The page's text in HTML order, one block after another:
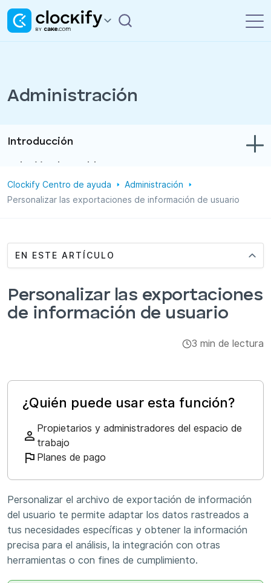
Administración
Integraciones y complementos
Introducción
Control de tiempo y gastos
Proyectos
Administración
Aplicaciones
Clockify Centro de ayuda
Administración
Personalizar las exportaciones de información de usuario
EN ESTE ARTÍCULO
Personalizar las exportaciones
de información de usuario
3 min de lectura
¿Quién puede usar esta función?
Propietarios y administradores del espacio de
trabajo
Planes de pago
Personalizar el archivo de exportación de información
del usuario te permite adaptar los datos rastreados a
tus necesidades específicas y obtener la información
precisa para el análisis, la integración con otras
herramientas o con fines de cumplimiento.